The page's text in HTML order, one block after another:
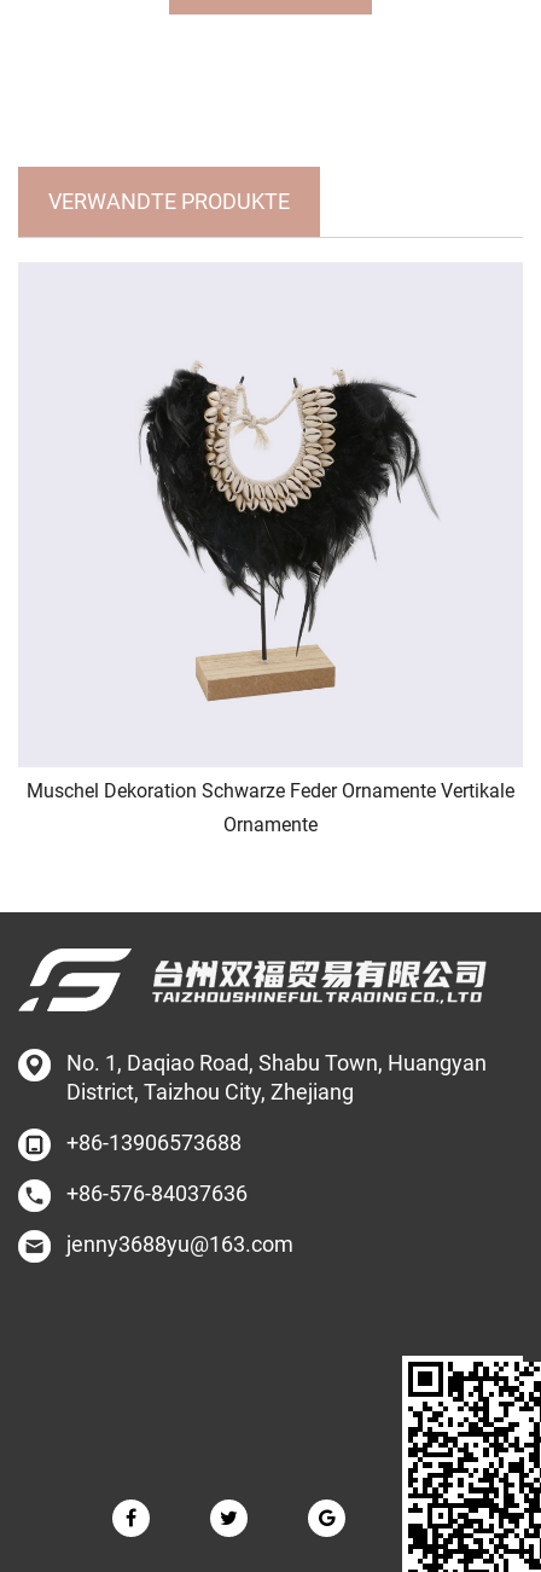
VERWANDTE PRODUKTE
Muschel Dekoration Schwarze Feder Ornamente Vertikale
Ornamente
No. 1, Daqiao Road, Shabu Town, Huangyan
District, Taizhou City, Zhejiang
+86-13906573688
+86-576-84037636
jenny3688yu@163.com